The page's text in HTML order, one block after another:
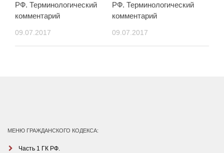
РФ. Терминологический
комментарий
09.07.2017
РФ. Терминологический
комментарий
09.07.2017
МЕНЮ ГРАЖДАНСКОГО КОДЕКСА:
Часть 1 ГК РФ.